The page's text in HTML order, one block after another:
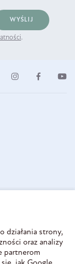
WYŚLIJ
.
działania strony,
oraz analizy
partnerom